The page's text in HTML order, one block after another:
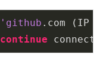
'github .com (IP
continue